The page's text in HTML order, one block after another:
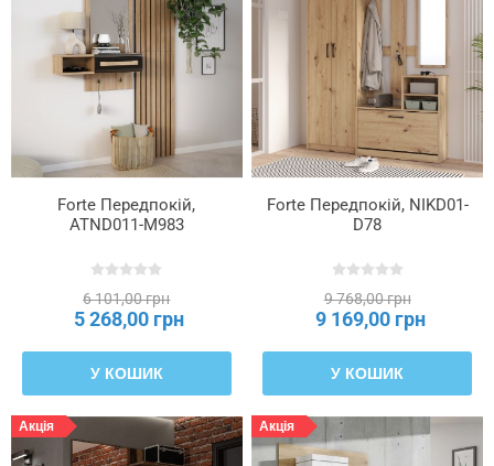
Forte Передпокій,
ATND011-M983
6 101,00 грн
5 268,00 грн
У КОШИК
Forte Передпокій, NIKD01-
D78
9 768,00 грн
9 169,00 грн
У КОШИК
Акція Акція